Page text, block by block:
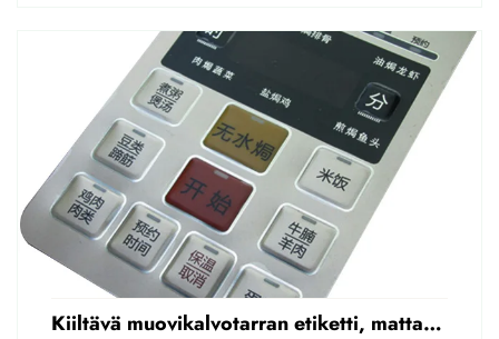
Kiiltävä muovikalvotarran etiketti, mattapintainen etupaneelin tarran etiketti, korostettu polycarbonaattipäällys